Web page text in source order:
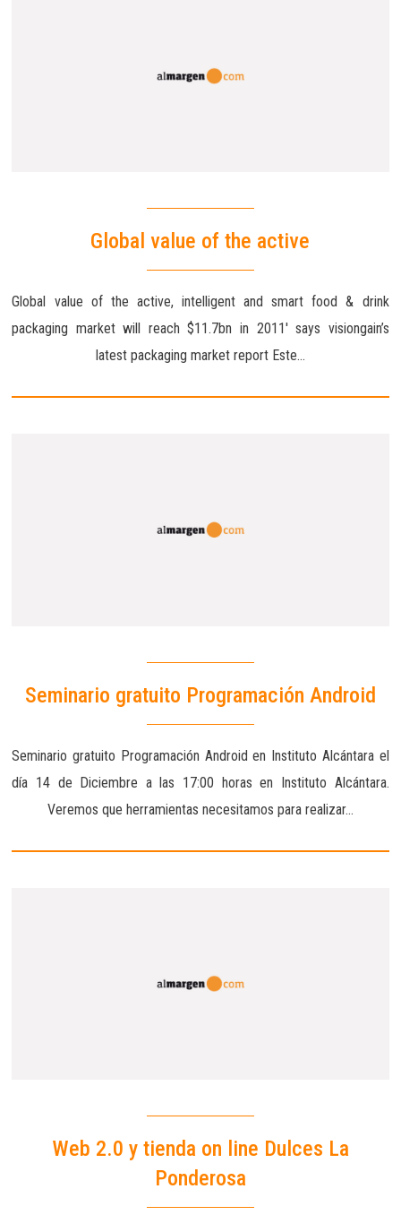
Global value of the active
Global value of the active, intelligent and smart food & drink
packaging market will reach $11.7bn in 2011′ says visiongain’s
latest packaging market report Este…
Seminario gratuito Programación Android
Seminario gratuito Programación Android en Instituto Alcántara el
día 14 de Diciembre a las 17:00 horas en Instituto Alcántara.
Veremos que herramientas necesitamos para realizar…
Web 2.0 y tienda on line Dulces La
Ponderosa